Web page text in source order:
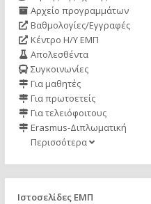
Αρχείο προγραμμάτων
Βαθμολογίες/Εγγραφές
Κέντρο Η/Υ ΕΜΠ
Απολεσθέντα
Συγκοινωνίες
Για μαθητές
Για πρωτοετείς
Για τελειόφοιτους
Erasmus-Διπλωματική
Περισσότερα
Ιστοσελίδες ΕΜΠ